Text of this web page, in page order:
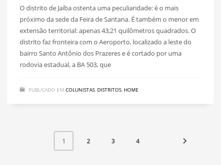
O distrito de Jaíba ostenta uma peculiaridade: é o mais
próximo da sede da Feira de Santana. É também o menor em
extensão territorial: apenas 43,21 quilômetros quadrados. O
distrito faz fronteira com o Aeroporto, localizado a leste do
bairro Santo Antônio dos Prazeres e é cortado por uma
rodovia estadual, a BA 503, que
PUBLICADO EM COLUNISTAS, DISTRITOS, HOME
1 2 3 4